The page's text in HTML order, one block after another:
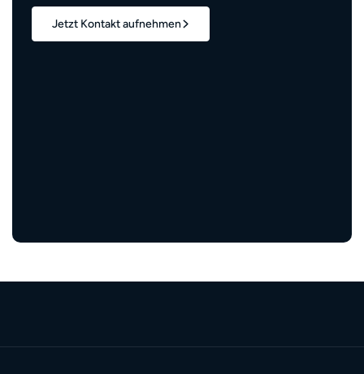
Jetzt Kontakt aufnehmen